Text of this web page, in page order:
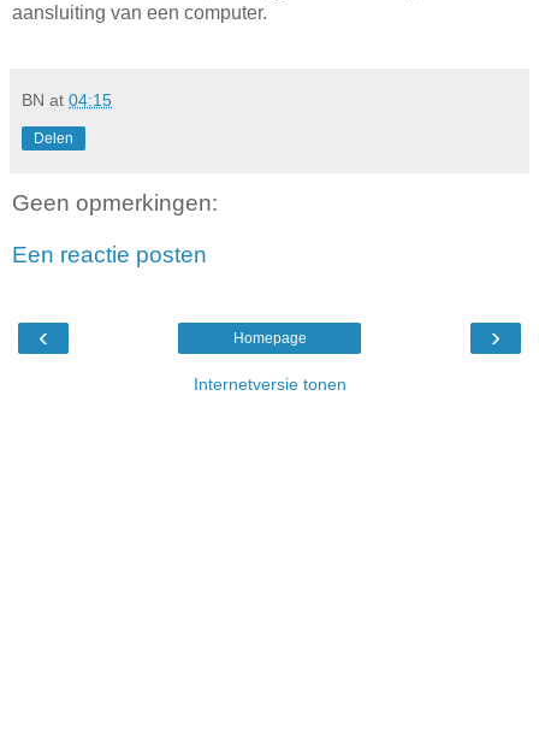
aansluiting van een computer.
BN at 04:15
Delen
Geen opmerkingen:
Een reactie posten
‹ ›
Homepage
Internetversie tonen